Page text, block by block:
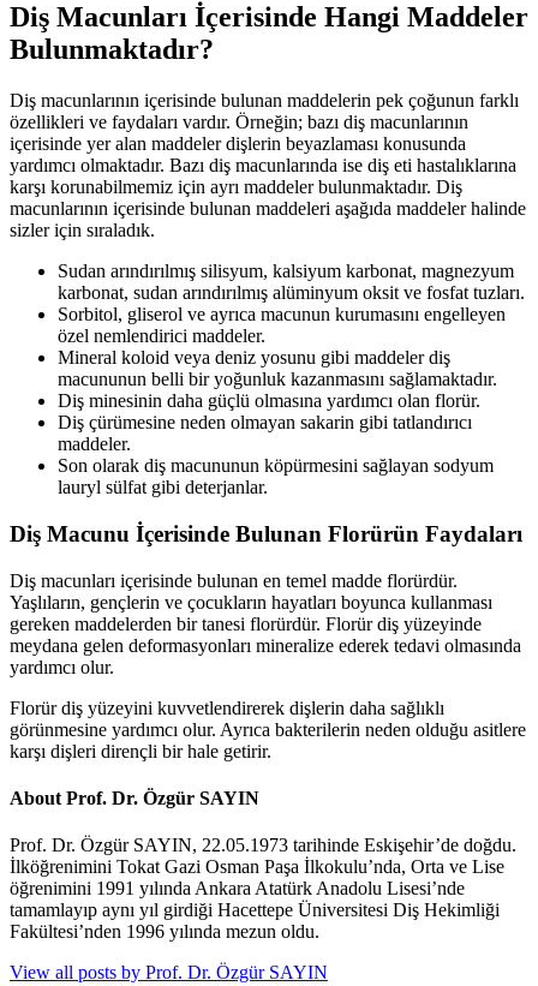
Diş Macunları İçerisinde Hangi Maddeler
Bulunmaktadır?
Diş macunlarının içerisinde bulunan maddelerin pek çoğunun farklı
özellikleri ve faydaları vardır. Örneğin; bazı diş macunlarının
içerisinde yer alan maddeler dişlerin beyazlaması konusunda
yardımcı olmaktadır. Bazı diş macunlarında ise diş eti hastalıklarına
karşı korunabilmemiz için ayrı maddeler bulunmaktadır. Diş
macunlarının içerisinde bulunan maddeleri aşağıda maddeler halinde
sizler için sıraladık.
Sudan arındırılmış silisyum, kalsiyum karbonat, magnezyum
karbonat, sudan arındırılmış alüminyum oksit ve fosfat tuzları.
Sorbitol, gliserol ve ayrıca macunun kurumasını engelleyen
özel nemlendirici maddeler.
Mineral koloid veya deniz yosunu gibi maddeler diş
macununun belli bir yoğunluk kazanmasını sağlamaktadır.
Diş minesinin daha güçlü olmasına yardımcı olan florür.
Diş çürümesine neden olmayan sakarin gibi tatlandırıcı
maddeler.
Son olarak diş macununun köpürmesini sağlayan sodyum
lauryl sülfat gibi deterjanlar.
Diş Macunu İçerisinde Bulunan Florürün Faydaları
Diş macunları içerisinde bulunan en temel madde florürdür.
Yaşlıların, gençlerin ve çocukların hayatları boyunca kullanması
gereken maddelerden bir tanesi florürdür. Florür diş yüzeyinde
meydana gelen deformasyonları mineralize ederek tedavi olmasında
yardımcı olur.
Florür diş yüzeyini kuvvetlendirerek dişlerin daha sağlıklı
görünmesine yardımcı olur. Ayrıca bakterilerin neden olduğu asitlere
karşı dişleri dirençli bir hale getirir.
About Prof. Dr. Özgür SAYIN
Prof. Dr. Özgür SAYIN, 22.05.1973 tarihinde Eskişehir’de doğdu.
İlköğrenimini Tokat Gazi Osman Paşa İlkokulu’nda, Orta ve Lise
öğrenimini 1991 yılında Ankara Atatürk Anadolu Lisesi’nde
tamamlayıp aynı yıl girdiği Hacettepe Üniversitesi Diş Hekimliği
Fakültesi’nden 1996 yılında mezun oldu.
View all posts by Prof. Dr. Özgür SAYIN